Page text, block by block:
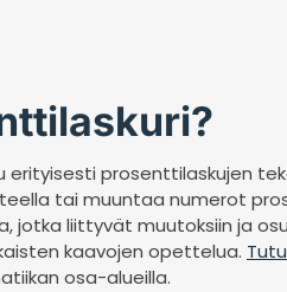
prosenttilaskujen
tai muuntaa numerot
liittyvät muutoksiin ja
kaavojen opettelua.
osa-alueilla.